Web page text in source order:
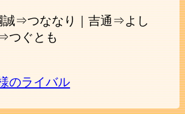
⇒つななり｜吉通⇒よし
つぐとも
のライバル